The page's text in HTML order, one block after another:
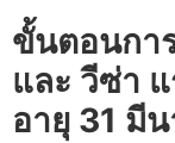
ขั้นตอนกา
และ วีซ่า
อายุ 31 มี